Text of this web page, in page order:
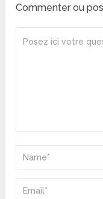
Commenter ou